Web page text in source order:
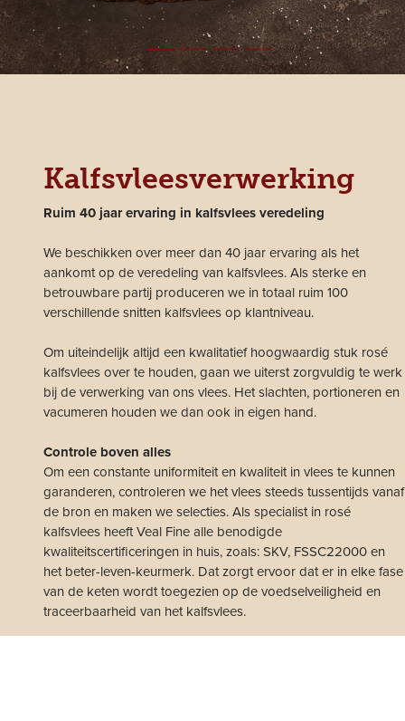
Kalfsvleesverwerking
Ruim 40 jaar ervaring in kalfsvlees veredeling
We beschikken over meer dan 40 jaar ervaring als het
aankomt op de veredeling van kalfsvlees. Als sterke en
betrouwbare partij produceren we in totaal ruim 100
verschillende snitten kalfsvlees op klantniveau.
Om uiteindelijk altijd een kwalitatief hoogwaardig stuk rosé
kalfsvlees over te houden, gaan we uiterst zorgvuldig te werk
bij de verwerking van ons vlees. Het slachten, portioneren en
vacumeren houden we dan ook in eigen hand.
Controle boven alles
Om een constante uniformiteit en kwaliteit in vlees te kunnen
garanderen, controleren we het vlees steeds tussentijds vanaf
de bron en maken we selecties. Als specialist in rosé
kalfsvlees heeft Veal Fine alle benodigde
kwaliteitscertificeringen in huis, zoals: SKV, FSSC22000 en
het beter-leven-keurmerk. Dat zorgt ervoor dat er in elke fase
van de keten wordt toegezien op de voedselveiligheid en
traceerbaarheid van het kalfsvlees.